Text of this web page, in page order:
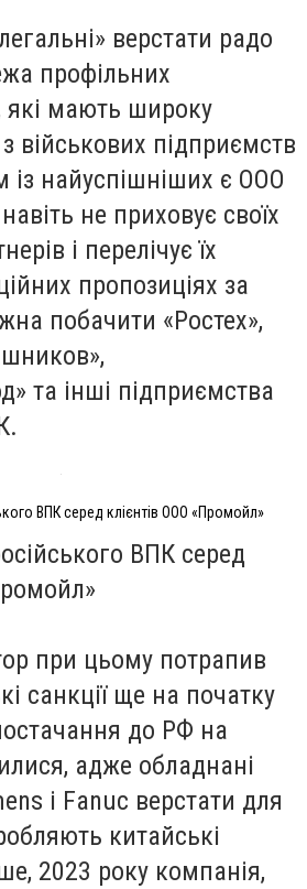
верстати радо
профільних
які мають широку
з військових підприємств
із найуспішніших є ООО
не приховує своїх
і перелічує їх
пропозиціях за
побачити «Ростех»,
та інші підприємства
ВПК серед клієнтів ООО «Промойл»
ВПК серед
при цьому потрапив
санкції ще на початку
до РФ на
адже обладнані
і Fanuc верстати для
китайські
2023 року компанія,